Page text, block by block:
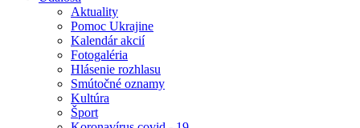
Aktuality
Pomoc Ukrajine
Kalendár akcií
Fotogaléria
Hlásenie rozhlasu
Smútočné oznamy
Kultúra
Šport